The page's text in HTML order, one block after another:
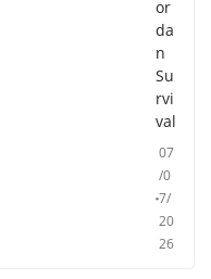
or
da
n
Su
rvi
val
07
/0
7/
20
26